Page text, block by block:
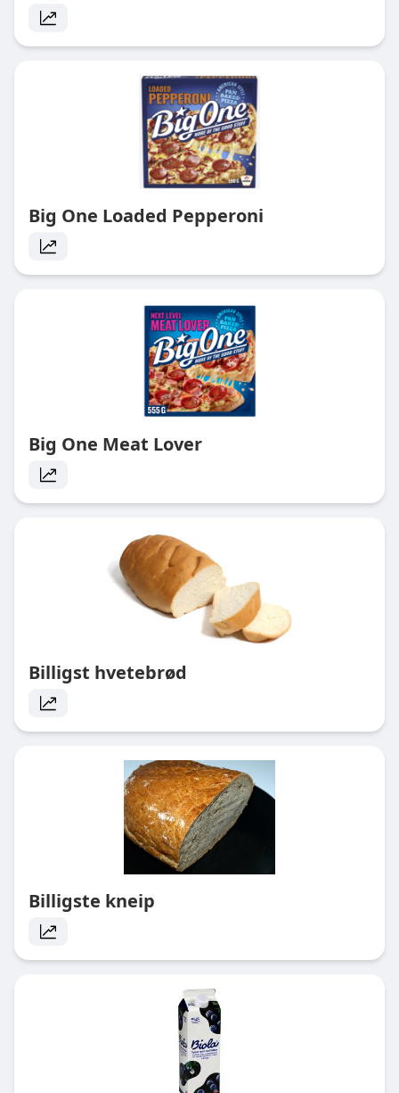
Big One Loaded Pepperoni
Big One Meat Lover
Billigst hvetebrød
Billigste kneip